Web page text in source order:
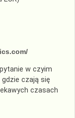
w czyim
gdzie czają się
czasach